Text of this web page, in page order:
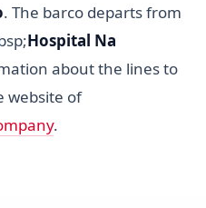
. The barco departs from
Hospital Na
about the lines to
website of
.